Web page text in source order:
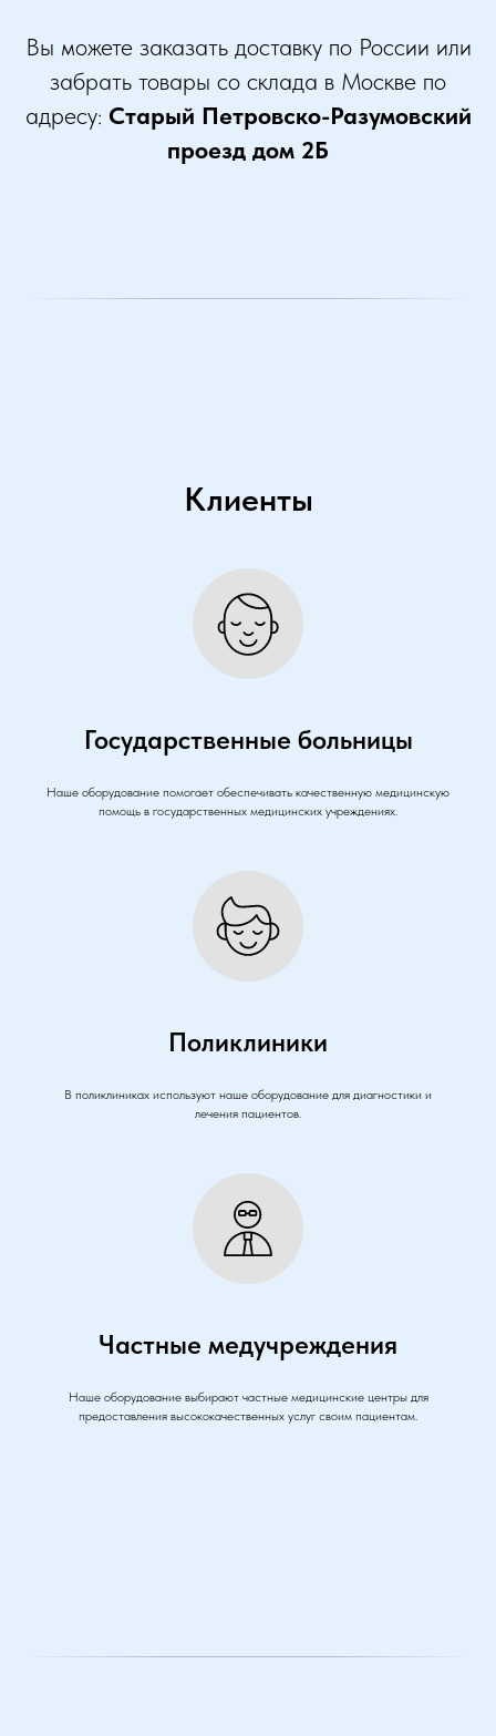
Вы можете заказать доставку по России или
забрать товары со склада в Москве по
адресу: Старый Петровско-Разумовский
проезд дом 2Б
Клиенты
Государственные больницы
Наше оборудование помогает обеспечивать качественную медицинскую
помощь в государственных медицинских учреждениях.
Поликлиники
В поликлиниках используют наше оборудование для диагностики и
лечения пациентов.
Частные медучреждения
Наше оборудование выбирают частные медицинские центры для
предоставления высококачественных услуг своим пациентам.